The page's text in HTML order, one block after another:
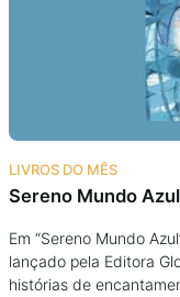
LIVROS DO MÊS
Sereno Mundo Azul
Em “Sereno Mundo
lançado pela Editora
histórias de